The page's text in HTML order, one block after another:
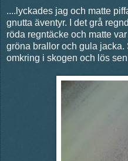
....lyckades jag och matte
gnutta äventyr. I det grå
röda regntäcke och matte
gröna brallor och gula
omkring i skogen och lös